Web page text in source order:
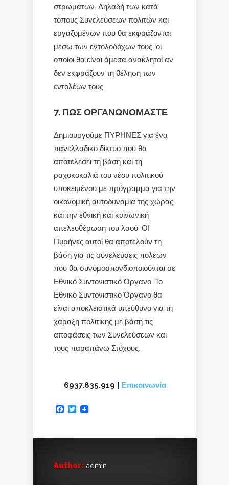
στρωμάτων. Δηλαδή των κατά
τόπους Συνελεύσεων πολιτών και
εργαζομένων που θα εκφράζονται
μέσω των εντολοδόχων τους, οι
οποίοι θα είναι άμεσα ανακλητοί αν
δεν εκφράζουν τη θέληση των
εντολέων τους.
7. ΠΩΣ ΟΡΓΑΝΩΝΟΜΑΣΤΕ
Δημιουργούμε ΠΥΡΗΝΕΣ για ένα
πανελλαδικό δίκτυο που θα
αποτελέσει τη βάση και τη
ραχοκοκαλιά του νέου πολιτικού
υποκειμένου με πρόγραμμα για την
οικονομική αυτοδυναμία της χώρας
και την εθνική και κοινωνική
απελευθέρωση του λαού. ΟΙ
Πυρήνες αυτοί θα αποτελούν τη
βάση για τις συνελεύσεις πόλεων
που θα συνομοσπονδιοποιούνται σε
Εθνικό Συντονιστικό Όργανο. Το
Εθνικό Συντονιστικό Όργανο θα
είναι αποκλειστικά υπεύθυνο για τη
χάραξη πολιτικής με βάση τις
αποφάσεις των Συνελεύσεων και
τους παραπάνω Στόχους.
6937.835.919 | Επικοινωνία
Facebook
Twitter
Author: admin